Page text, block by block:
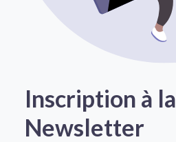
Inscription à la
Newsletter